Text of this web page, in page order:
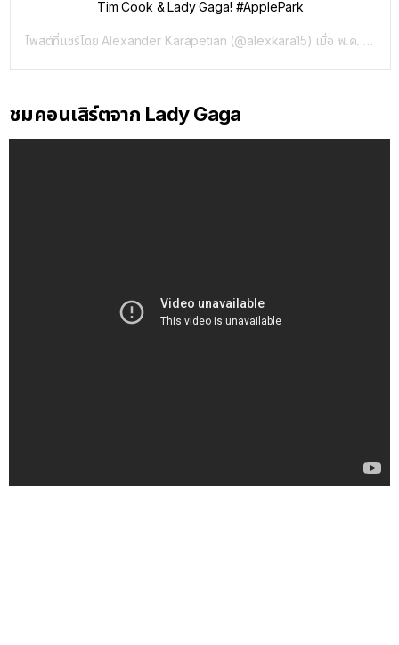
Tim Cook & Lady Gaga! #ApplePark
โพสต์ที่แชร์โดย Alexander Karapetian (@alexkara15) เมื่อ พ.ค. 18, 2019 เวลา 1:23am PDT
ชมคอนเสิร์ตจาก Lady Gaga